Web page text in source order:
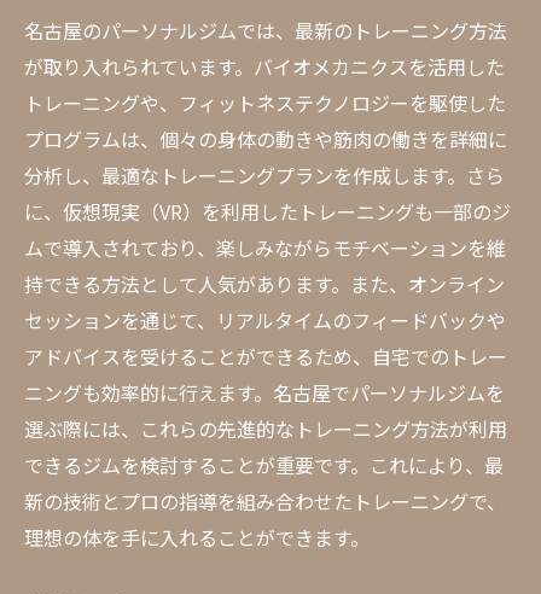
名古屋のパーソナルジムでは、最新のトレーニング方法
が取り入れられています。バイオメカニクスを活用した
トレーニングや、フィットネステクノロジーを駆使した
プログラムは、個々の身体の動きや筋肉の働きを詳細に
分析し、最適なトレーニングプランを作成します。さら
に、仮想現実（VR）を利用したトレーニングも一部のジ
ムで導入されており、楽しみながらモチベーションを維
持できる方法として人気があります。また、オンライン
セッションを通じて、リアルタイムのフィードバックや
アドバイスを受けることができるため、自宅でのトレー
ニングも効率的に行えます。名古屋でパーソナルジムを
選ぶ際には、これらの先進的なトレーニング方法が利用
できるジムを検討することが重要です。これにより、最
新の技術とプロの指導を組み合わせたトレーニングで、
理想の体を手に入れることができます。